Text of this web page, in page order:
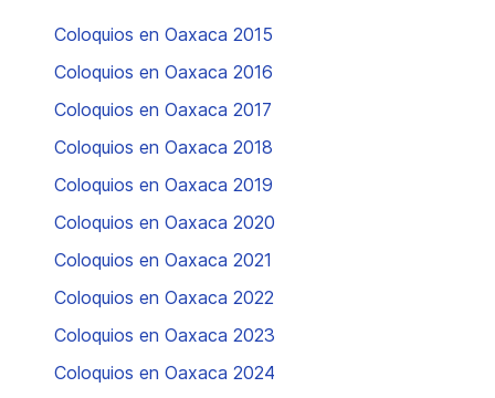
Coloquios en Oaxaca 2015
Coloquios en Oaxaca 2016
Coloquios en Oaxaca 2017
Coloquios en Oaxaca 2018
Coloquios en Oaxaca 2019
Coloquios en Oaxaca 2020
Coloquios en Oaxaca 2021
Coloquios en Oaxaca 2022
Coloquios en Oaxaca 2023
Coloquios en Oaxaca 2024